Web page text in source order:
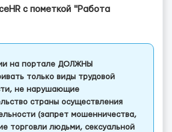
с пометкой "Работа
на портале ДОЛЖНЫ
только виды трудовой
не нарушающие
страны осуществления
(запрет мошенничества,
торговли людьми, сексуальной